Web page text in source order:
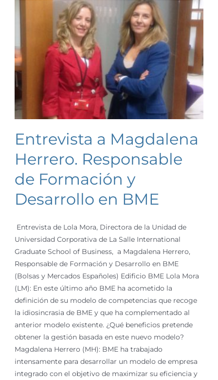
Entrevista a Magdalena
Herrero. Responsable
de Formación y
Desarrollo en BME
Entrevista de Lola Mora, Directora de la Unidad de
Universidad Corporativa de La Salle International
Graduate School of Business, a Magdalena Herrero,
Responsable de Formación y Desarrollo en BME
(Bolsas y Mercados Españoles) Edificio BME Lola Mora
(LM): En este último año BME ha acometido la
definición de su modelo de competencias que recoge
la idiosincrasia de BME y que ha complementado al
anterior modelo existente. ¿Qué beneficios pretende
obtener la gestión basada en este nuevo modelo?
Magdalena Herrero (MH): BME ha trabajado
intensamente para desarrollar un modelo de empresa
integrado con el objetivo de maximizar su eficiencia y